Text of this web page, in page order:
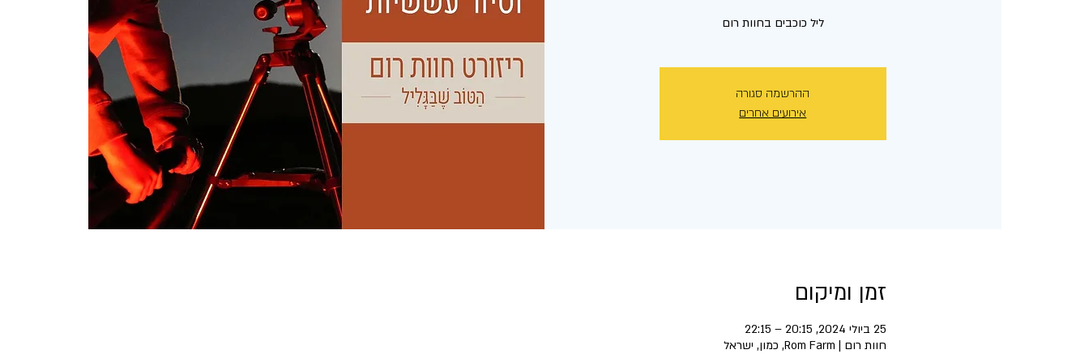
ליל כוכבים בחוות רום
ההרשמה סגורה
אירועים אחרים
זמן ומיקום
25 ביולי 2024, 20:15 – 22:15
חוות רום | Rom Farm, כמון, ישראל